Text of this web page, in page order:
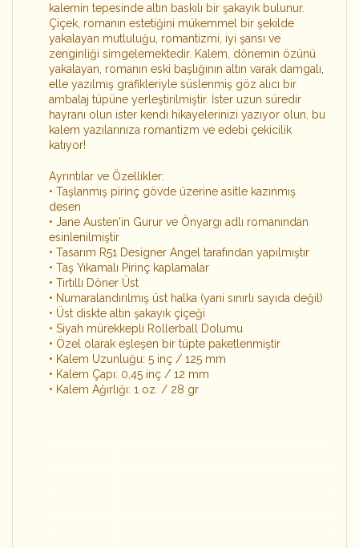
kalemin tepesinde altın baskılı bir şakayık bulunur.
Çiçek, romanın estetiğini mükemmel bir şekilde
yakalayan mutluluğu, romantizmi, iyi şansı ve
zenginliği simgelemektedir. Kalem, dönemin özünü
yakalayan, romanın eski başlığının altın varak damgalı,
elle yazılmış grafikleriyle süslenmiş göz alıcı bir
ambalaj tüpüne yerleştirilmiştir. İster uzun süredir
hayranı olun ister kendi hikayelerinizi yazıyor olun, bu
kalem yazılarınıza romantizm ve edebi çekicilik
katıyor!
Ayrıntılar ve Özellikler:
• Taşlanmış pirinç gövde üzerine asitle kazınmış
desen
• Jane Austen'in Gurur ve Önyargı adlı romanından
esinlenilmiştir
• Tasarım R51 Designer Angel tarafından yapılmıştır
• Taş Yıkamalı Pirinç kaplamalar
• Tırtıllı Döner Üst
• Numaralandırılmış üst halka (yani sınırlı sayıda değil)
• Üst diskte altın şakayık çiçeği
• Siyah mürekkepli Rollerball Dolumu
• Özel olarak eşleşen bir tüpte paketlenmiştir
• Kalem Uzunluğu: 5 inç / 125 mm
• Kalem Çapı: 0,45 inç / 12 mm
• Kalem Ağırlığı: 1 oz. / 28 gr